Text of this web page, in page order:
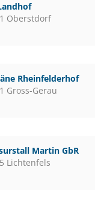
Oberstdorf
Rheinfelderhof
Gross-Gerau
Martin GbR
Lichtenfels